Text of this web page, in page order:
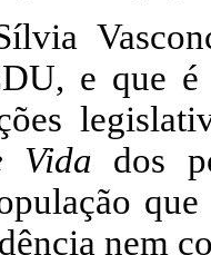
e que
Vida dos
nem